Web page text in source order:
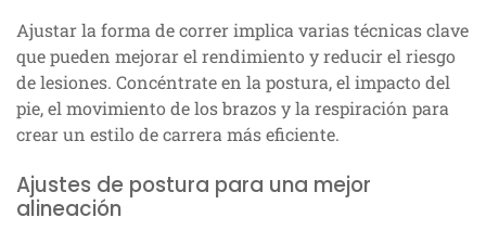
Ajustar la forma de correr implica varias técnicas clave
que pueden mejorar el rendimiento y reducir el riesgo
de lesiones. Concéntrate en la postura, el impacto del
pie, el movimiento de los brazos y la respiración para
crear un estilo de carrera más eficiente.
Ajustes de postura para una mejor
alineación